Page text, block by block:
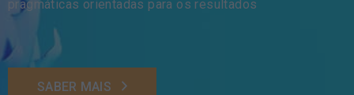
pragmáticas orientadas para os resultados
SABER MAIS